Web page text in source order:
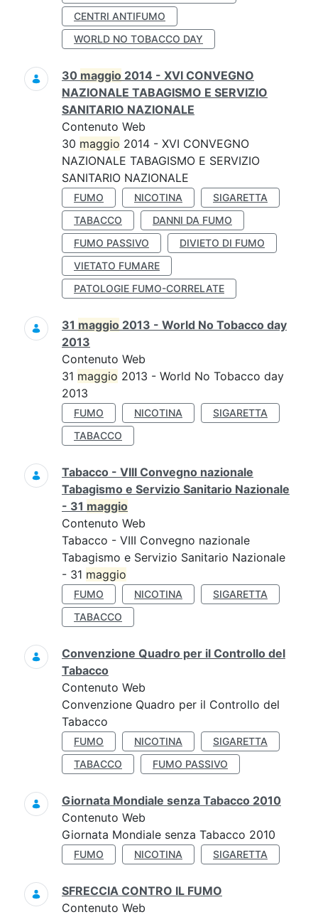
CENTRI ANTIFUMO
WORLD NO TOBACCO DAY
30 maggio 2014 - XVI CONVEGNO
NAZIONALE TABAGISMO E SERVIZIO
SANITARIO NAZIONALE
Contenuto Web
30 maggio 2014 - XVI CONVEGNO
NAZIONALE TABAGISMO E SERVIZIO
SANITARIO NAZIONALE
FUMO NICOTINA
SIGARETTA
TABACCO
DANNI DA FUMO
FUMO PASSIVO
DIVIETO DI FUMO
VIETATO FUMARE
PATOLOGIE FUMO-CORRELATE
31 maggio 2013 - World No Tobacco day
2013
Contenuto Web
31 maggio 2013 - World No Tobacco day
2013
FUMO NICOTINA
SIGARETTA
TABACCO
Tabacco - VIII Convegno nazionale
Tabagismo e Servizio Sanitario Nazionale
- 31 maggio
Contenuto Web
Tabacco - VIII Convegno nazionale
Tabagismo e Servizio Sanitario Nazionale
- 31 maggio
FUMO NICOTINA
SIGARETTA
TABACCO
Convenzione Quadro per il Controllo del
Tabacco
Contenuto Web
Convenzione Quadro per il Controllo del
Tabacco
FUMO NICOTINA
SIGARETTA
TABACCO
FUMO PASSIVO
Giornata Mondiale senza Tabacco 2010
Contenuto Web
Giornata Mondiale senza Tabacco 2010
FUMO NICOTINA SIGARETTA
SFRECCIA CONTRO IL FUMO
Contenuto Web